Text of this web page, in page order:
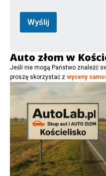
Wyślij
Auto złom w
Jeśli nie mogą Państwo znaleźć
proszę skorzystać z wyceny